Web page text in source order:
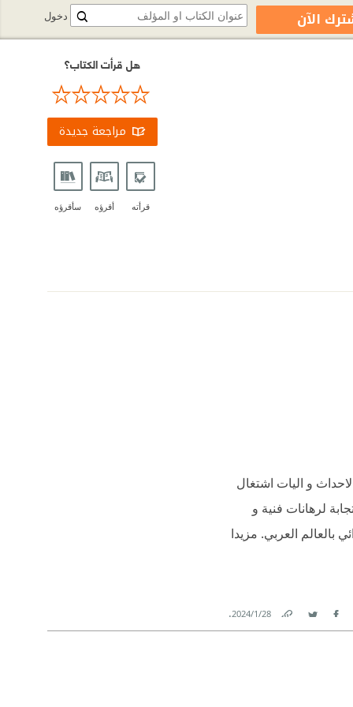
هل قرأت الكتاب؟
مراجعة جديدة
قرأته أقرؤه سأقرؤه
و اليات اشتغال
لرهانات فنية و
بالعالم العربي. مزيدا
Facebook
Twitter
Link
28‏/1‏/2024
.
دخول الآن